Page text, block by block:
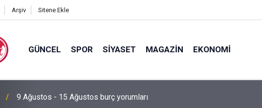
Arşiv Sitene Ekle
GÜNCEL SPOR SIYASET MAGAZIN EKONOMI
“Erişilebilirlik bir lütuf değil, haktır”